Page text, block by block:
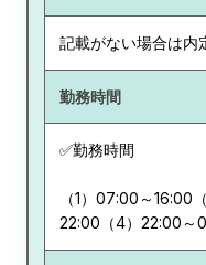
記載がない場合は内
勤務時間
✅勤務時間
（1）07:00～16:00
22:00（4）22:00～